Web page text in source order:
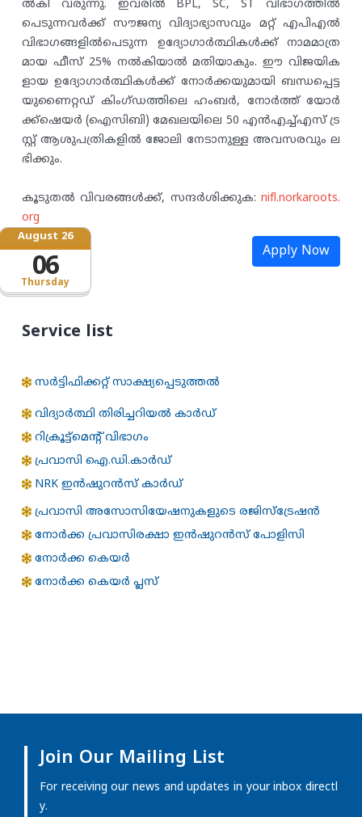
Thursday
August 26
06
ൽകി വരുന്നു. ഇവരിൽ BPL, SC, ST വിഭാഗത്തിൽ
പെടുന്നവർക്ക് സൗജന്യ വിദ്യാഭ്യാസവും മറ്റ് എപിഎൽ
വിഭാഗങ്ങളിൽപെടുന്ന ഉദ്യോഗാർത്ഥികൾക്ക് നാമമാത്ര
മായ ഫീസ് 25% നൽകിയാൽ മതിയാകും. ഈ വിജയിക
ളായ ഉദ്യോഗാർത്ഥികൾക്ക് നോർക്കയുമായി ബന്ധപ്പെട്ട
യുണൈറ്റഡ് കിംഗ്ഡത്തിലെ ഹംബർ, നോർത്ത് യോർ
ക്ക്ഷെയർ (ഐസിബി) മേഖലയിലെ 50 എൻഎച്ച്എസ് ട്ര
സ്റ്റ് ആശുപത്രികളിൽ ജോലി നേടാനുള്ള അവസരവും ല
ഭിക്കും.
കൂടുതൽ വിവരങ്ങൾക്ക്, സന്ദർശിക്കുക: nifl.norkaroots.
org
Apply Now
Service list
സർട്ടിഫിക്കറ്റ് സാക്ഷ്യപ്പെടുത്തൽ
വിദ്യാർത്ഥി തിരിച്ചറിയൽ കാർഡ്
റിക്രൂട്ട്മെന്റ് വിഭാഗം
പ്രവാസി ഐ.ഡി.കാർഡ്
NRK ഇൻഷുറൻസ് കാർഡ്
പ്രവാസി അസോസിയേഷനുകളുടെ രജിസ്ട്രേഷൻ
നോര്‍ക്ക പ്രവാസിരക്ഷാ ഇന്‍ഷുറന്‍സ് പോളിസി
നോര്‍ക്ക കെയര്‍
നോര്‍ക്ക കെയര്‍ പ്ലസ്
Join Our Mailing List
For receiving our news and updates in your inbox directl
y.